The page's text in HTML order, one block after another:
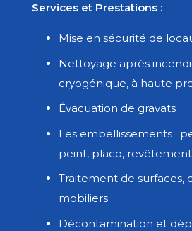
Services et Prestations :
Mise en sécurité de
Nettoyage après
cryogénique, à haute
Évacuation de gravats
Les embellissements :
peint, placo,
Traitement de surfaces,
mobiliers
Décontamination et